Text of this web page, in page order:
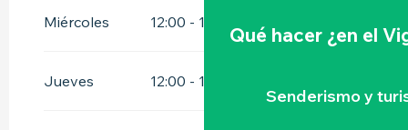
Qué hacer ¿en el
Senderismo y
Miércoles 12:00 - 14:30
Jueves 12:00 - 14:30